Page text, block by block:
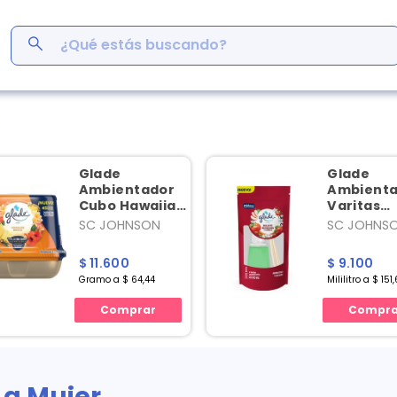
¿Qué estás buscando?
Glade
Ambientador
Cubo Hawaiian
Breeze X 180
SC JOHNSON
$ 11.600
Gramo a $ 64,44
Comprar
Glade
Varitas
Deleite
SC
$ 9.100
Mililitro a $